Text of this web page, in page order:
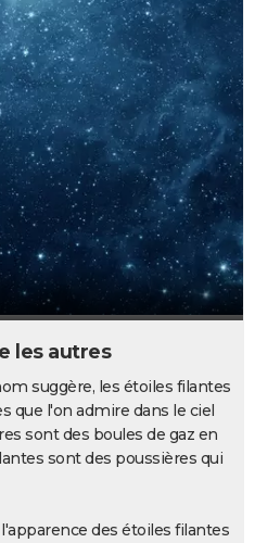
les autres
suggère, les étoiles filantes
que l'on admire dans le ciel
sont des boules de gaz en
sont des poussières qui
des étoiles filantes